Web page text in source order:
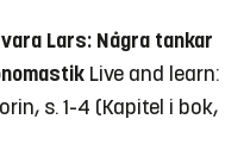
Lars: Några tankar
Live and learn:
s. 1-4 (Kapitel i bok,